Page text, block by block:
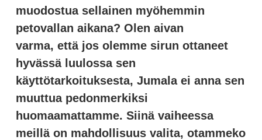
muodostua sellainen myöhemmin
petovallan aikana? Olen aivan
varma, että jos olemme sirun ottaneet
hyvässä luulossa sen
käyttötarkoituksesta, Jumala ei anna sen
muuttua pedonmerkiksi
huomaamattamme. Siinä vaiheessa
meillä on mahdollisuus valita, otammeko